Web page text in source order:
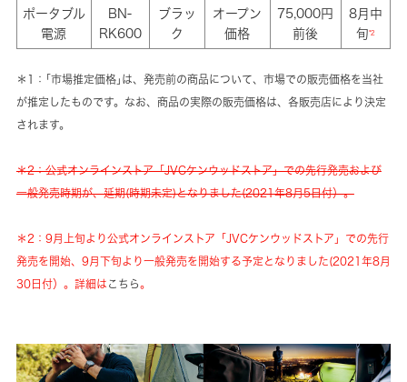
ポータブル
電源
BN-
RK600
ブラッ
ク
オープン
価格
75,000円
前後
8月中
旬*2
＊1：｢市場推定価格｣は、発売前の商品について、市場での販売価格を当社
が推定したものです。なお、商品の実際の販売価格は、各販売店により決定
されます。
＊2：公式オンラインストア「JVCケンウッドストア」での先行発売および
一般発売時期が、延期(時期未定)となりました(2021年8月5日付）。
＊2：9月上旬より公式オンラインストア「JVCケンウッドストア」での先行
発売を開始、9月下旬より一般発売を開始する予定となりました(2021年8月
30日付）。詳細は こちら 。